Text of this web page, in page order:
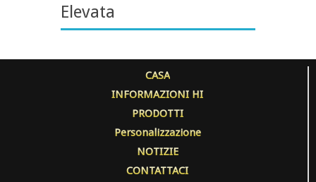
Elevata
CASA
INFORMAZIONI HI
PRODOTTI
Personalizzazione
NOTIZIE
CONTATTACI